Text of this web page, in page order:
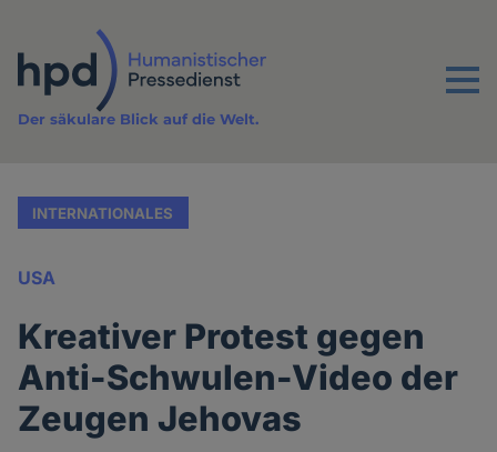
Inhalt
Menu
Der säkulare Blick auf die Welt.
INTERNATIONALES
USA
Kreativer Protest gegen
Anti-Schwulen-Video der
Zeugen Jehovas